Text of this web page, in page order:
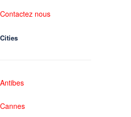
Contactez nous
Cities
Antibes
Cannes